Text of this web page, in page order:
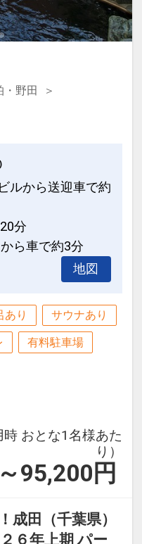
いただける客
室
イルベッド
日～2026年10
：DP-2-
・野田
ルから送迎車で約
分
ら車で約3分
地図
あり サウナあり
有料駐車場
時 おとな1名様あた
り）
95,200 円
成田（千葉県）
６年上期 パー